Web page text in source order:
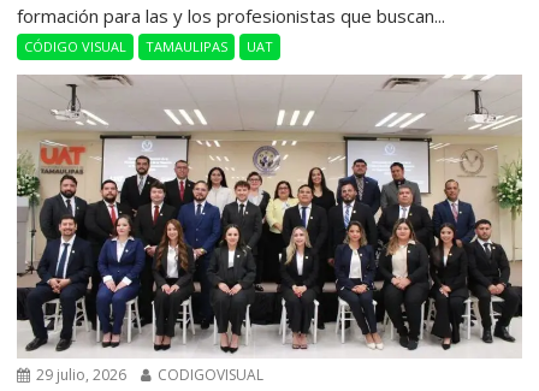
formación para las y los profesionistas que buscan...
CÓDIGO VISUAL TAMAULIPAS UAT
29 julio, 2026 CODIGOVISUAL